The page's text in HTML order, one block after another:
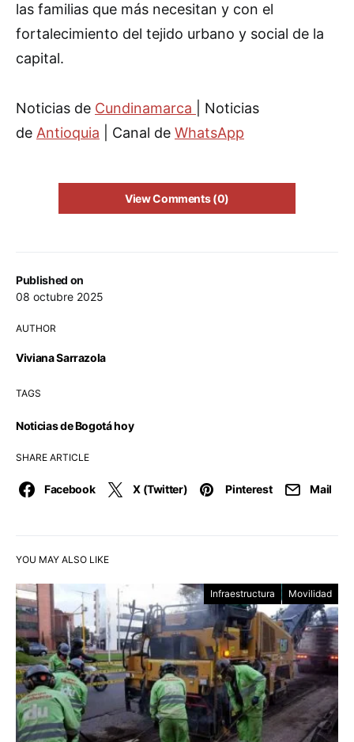
Published on
08 octubre 2025
AUTHOR
Viviana Sarrazola
TAGS
Noticias de Bogotá hoy
SHARE ARTICLE
Facebook X (Twitter) Pinterest Mail
las familias que más necesitan y con el
fortalecimiento del tejido urbano y social de la
capital.
Noticias de Cundinamarca
| Noticias
de Antioquia | Canal de WhatsApp
View Comments (0)
YOU MAY ALSO LIKE
Infraestructura Movilidad